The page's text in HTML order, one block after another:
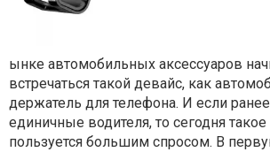
ынке автомобильных аксессуаров
встречаться такой девайс, как
держатель для телефона. И если
единичные водителя, то сегодня
пользуется большим спросом. В